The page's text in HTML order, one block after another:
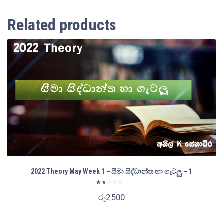
Related products
2022 Theory May Week 1 – සීමා සිද්ධාන්ත හා ගැටලු – 1
1.50
out
රු2,500